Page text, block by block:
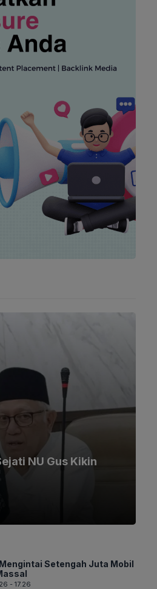
NU Gus Kikin
Setengah Juta Mobil
- 17.26